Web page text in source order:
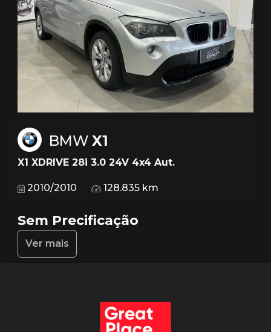
BMW X1
X1 XDRIVE 28i 3.0 24V 4x4 Aut.
2010/2010 128.835 km
Sem Precificação
Ver mais